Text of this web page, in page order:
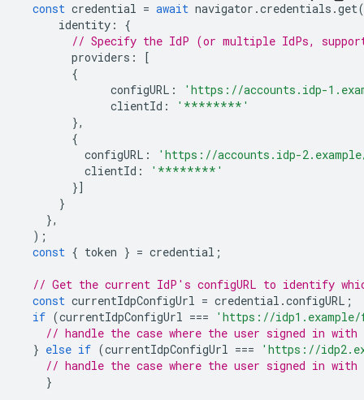
const credential = await navigator .credentials .get
identity :
{
// Specify the IdP (or multiple IdPs,
providers :
[
{
configURL :
'https://accounts.idp-
clientId :
'********'
},
{
configURL :
'https://accounts.idp-
clientId :
'********'
}]
}
},
);
const { token } = credential ;
// Get the current IdP's configURL to identify
const currentIdpConfigUrl = credential .configURL ;
if (currentIdpConfigUrl ===
'https://
// handle the case where the user signed in with
} else if (currentIdpConfigUrl ===
'https://
// handle the case where the user signed in with
}